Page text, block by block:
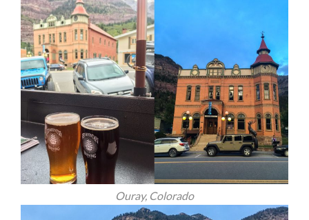
Ouray, Colorado